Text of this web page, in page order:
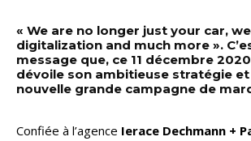
« We are no longer just your car,
digitalization and much more ».
message que, ce 11 décembre
dévoile son ambitieuse stratégie et
nouvelle grande campagne de
Confiée à l’agence Ierace Dechmann +